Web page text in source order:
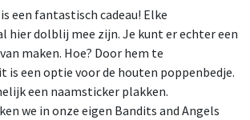
een fantastisch cadeau! Elke
hier dolblij mee zijn. Je kunt er echter een
maken. Hoe? Door hem te
is een optie voor de houten poppenbedje.
een naamsticker plakken.
we in onze eigen Bandits and Angels